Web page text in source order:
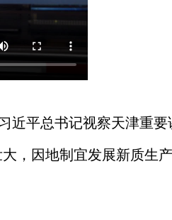
近平总书记视察天津重
， 因地制宜发展新质生